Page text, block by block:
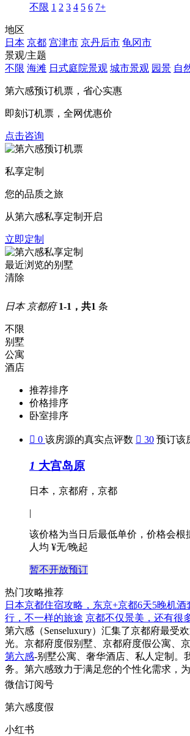
不限 1 2 3 4 5 6 7+
地区
日本 京都 宫津市 京丹后市 龟冈市
景观/主题
不限 海滩 日式庭院景观 城市景观 园景 自
第六感预订机票， 省心实惠
即刻订机票，全网优惠价
点击咨询
私享定制
您的品质之旅
从第六感私享定制开启
立即定制
最近浏览的别墅
清除
日本 京都府 1-1，共1 条
不限
别墅
公寓
酒店
推荐排序
价格排序
卧室排序
 0 该房源的真实点评数  30 预订该
1 大宫岛原
日本，京都府，京都
|
该价格为当日后最低单价，价格会
人均 ¥无/晚起
暂不开放预订
热门攻略推荐
日本京都住宿攻略，东京+京都6天5晚机酒
行，不一样的旅途 京都不仅景美，还有很
第六感（Senseluxury）汇集了京都府最
光。京都府度假别墅、京都府度假公寓、
第六感-别墅公寓、奢华酒店、私人定制。
务。第六感致力于满足您的个性化需求，
微信订阅号
第六感度假
小红书